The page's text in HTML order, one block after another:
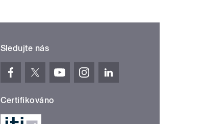
Sledujte nás
Certifikováno